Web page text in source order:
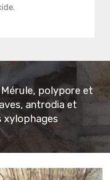
polypore et
antrodia et
xylophages